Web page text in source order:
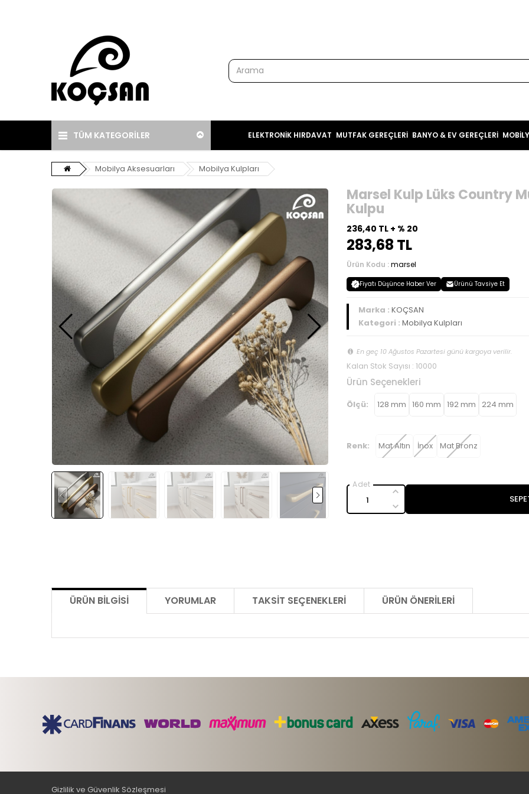
TÜM KATEGORİLER BANYO & EV GEREÇLERİ
MUTFAK GEREÇLERİ
ELEKTRONİK HIRDAVAT
Mobilya Aksesuarları Mobilya Kulpları
Marsel Kulp Lüks Country
Kulpu
236,40 TL + % 20
283,68 TL
Ürün Kodu :marsel
Fiyatı Düşünce Haber Ver Ürünü Tavsiye Et
Marka : KOÇSAN
Kategori : Mobilya Kulpları
En geç 10 Ağustos Pazartesi günü kargoya verilir.
Kalan Stok Sayısı : 10000
Ürün Seçenekleri
Ölçü: 128 mm 160 mm 192 mm 224 mm
Renk: Mat Altın İnox Mat Bronz
ÜRÜN BILGISI YORUMLAR TAKSIT SEÇENEKLERI ÜRÜN ÖNERILERI
Gizlilik ve Güvenlik Sözleşmesi